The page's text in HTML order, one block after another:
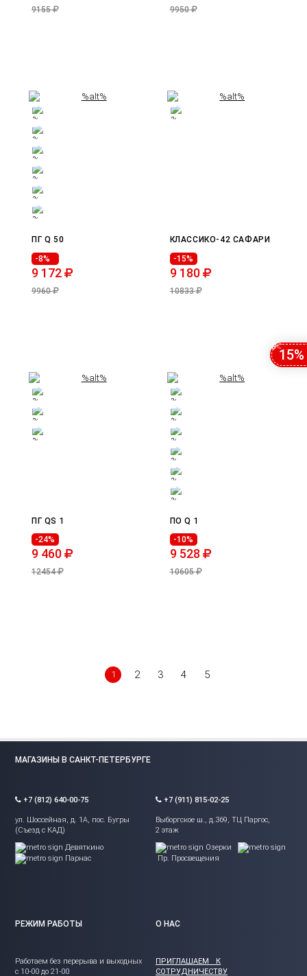
9155 9950
ПГ Q 50
-8%
9 172
9960
КЛАССИКО-42 САФАРИ
-15%
9 180
10833
ПГ QS 1
-24%
9 460
12454
ПО Q 1
-10%
9 528
10605
1 2 3 4 5
МАГАЗИНЫ В САНКТ-ПЕТЕРБУРГЕ
+7 (812) 640-00-75
ул. Шоссейная, д. 1А, пос. Бугры
(Съезд с КАД)
Девяткино
Парнас
+7 (911) 815-02-25
Выборгское ш., д.369, ТЦ Паргос,
2 этаж
Озерки
Пр. Просвещения
РЕЖИМ РАБОТЫ
Работаем без перерыва и выходных
с 10-00 до 21-00
О НАС
ПРИГЛАШАЕМ К
СОТРУДНИЧЕСТВУ
15%